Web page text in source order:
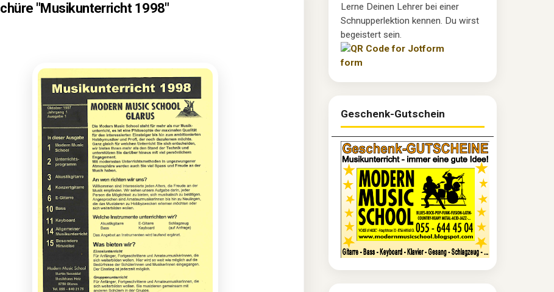
"Musikunterricht 1998"
Lerne Deinen Lehrer bei einer
Schnupperlektion kennen. Du wirst
begeistert sein.
Geschenk-Gutschein